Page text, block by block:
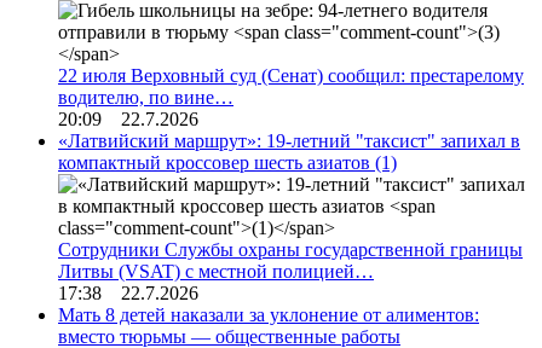
22 июля Верховный суд (Сенат) сообщил: престарелому
водителю, по вине…
20:09 22.7.2026
«Латвийский маршрут»: 19-летний "таксист" запихал в
компактный кроссовер шесть азиатов (1)
Сотрудники Службы охраны государственной границы
Литвы (VSAT) с местной полицией…
17:38 22.7.2026
Мать 8 детей наказали за уклонение от алиментов:
вместо тюрьмы — общественные работы